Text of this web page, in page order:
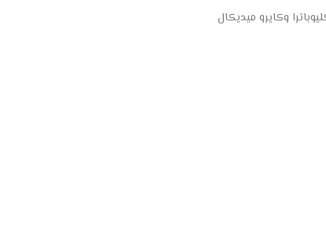
وكايرو ميديكال